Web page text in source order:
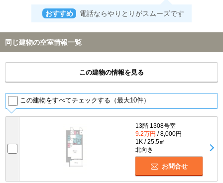
おすすめ 電話ならやりとりがスムーズです
同じ建物の空室情報一覧
この建物の情報を見る
この建物をすべてチェックする（最大10件）
13階 1308号室
9.2万円 / 8,000円
1K / 25.5㎡
北向き
お問合せ